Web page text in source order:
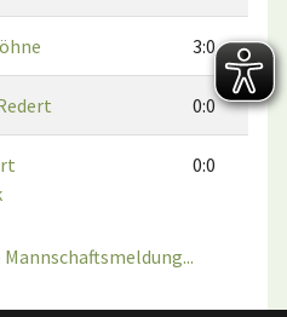
3:0
0:0
0:0